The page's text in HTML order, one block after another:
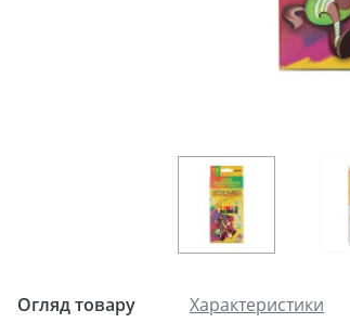
Огляд товару Характеристики